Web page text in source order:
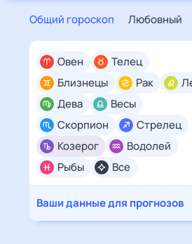
Общий гороскоп Любовный
Все
Овен
Телец
Близнецы
Рак
Дева
Весы
Скорпион
Стрелец
Козерог
Водолей
Рыбы
Ваши данные для прогнозов